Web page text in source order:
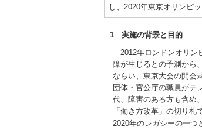
し、2020年東京オリンピ
1 実施の背景と目的
2012年ロンドンオリン
障が生じるとの予測から
ならい、東京大会の開会
団体・官公庁の職員がテ
代、障害のある方も含め
「働き方改革」の切り札
2020年のレガシーの一つ